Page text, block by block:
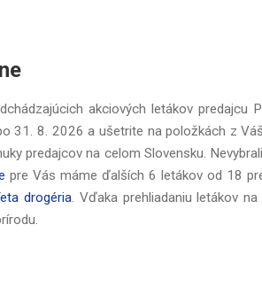
akciových letákov predajcu
31. 8. 2026 a ušetrite na položkách z
predajcov na celom Slovensku.
pre Vás máme ďalších 6 letákov od 18
drogéria. Vďaka prehliadaniu letákov